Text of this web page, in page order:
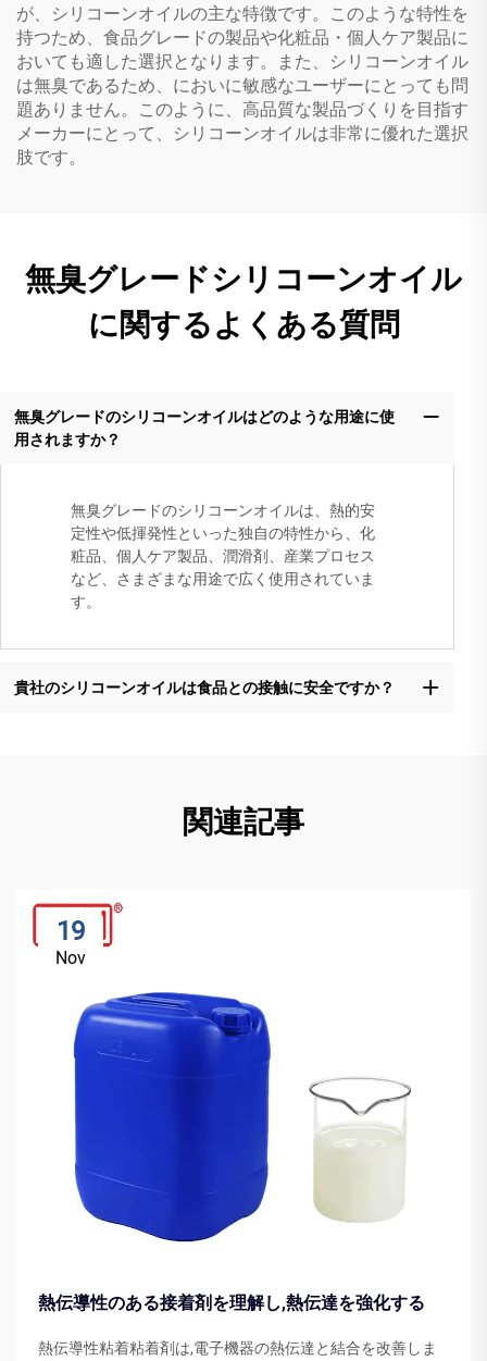
が、シリコーンオイルの主な特徴です。このような特性を
持つため、食品グレードの製品や化粧品・個人ケア製品に
おいても適した選択となります。また、シリコーンオイル
は無臭であるため、においに敏感なユーザーにとっても問
題ありません。このように、高品質な製品づくりを目指す
メーカーにとって、シリコーンオイルは非常に優れた選択
肢です。
無臭グレードシリコーンオイル
に関するよくある質問
無臭グレードのシリコーンオイルはどのような用途に使
用されますか？
無臭グレードのシリコーンオイルは、熱的安
定性や低揮発性といった独自の特性から、化
粧品、個人ケア製品、潤滑剤、産業プロセス
など、さまざまな用途で広く使用されていま
す。
貴社のシリコーンオイルは食品との接触に安全ですか？
関連記事
19
Nov
熱伝導性のある接着剤を理解し,熱伝達を強化する
熱伝導性粘着粘着剤は,電子機器の熱伝達と結合を改善しま